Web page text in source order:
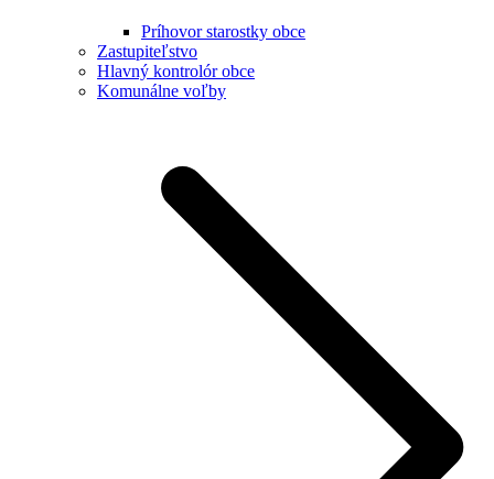
Príhovor starostky obce
Zastupiteľstvo
Hlavný kontrolór obce
Komunálne voľby